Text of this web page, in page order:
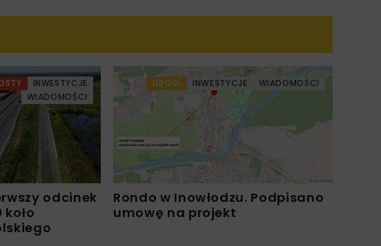
INWESTYCJE
WIADOMOŚCI
odcinek
DROGI INWESTYCJE WIADOMOŚCI
Rondo w Inowłodzu. Podpisano
umowę na projekt